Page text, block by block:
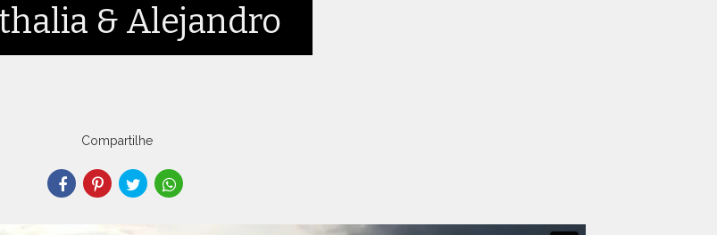
& Alejandro
Compartilhe